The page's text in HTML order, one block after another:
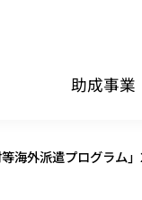
助成事業
等海外派遣プログラ